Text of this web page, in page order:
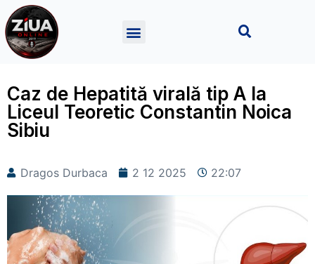
Caz de Hepatită virală tip A la
Liceul Teoretic Constantin Noica
Sibiu
Dragos Durbaca 2 12 2025 22:07